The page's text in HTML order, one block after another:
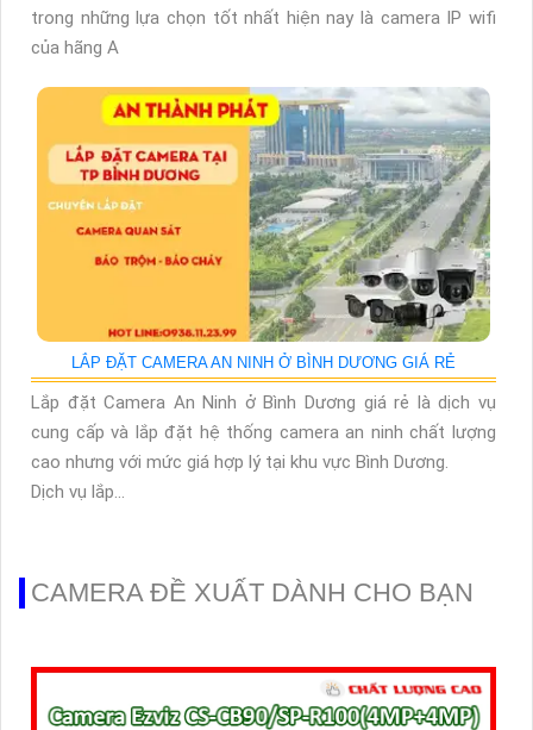
trong những lựa chọn tốt nhất hiện nay là camera IP wifi
của hãng A
LẮP ĐẶT CAMERA AN NINH Ở BÌNH DƯƠNG GIÁ RẺ
Lắp đặt Camera An Ninh ở Bình Dương giá rẻ là dịch vụ
cung cấp và lắp đặt hệ thống camera an ninh chất lượng
cao nhưng với mức giá hợp lý tại khu vực Bình Dương.
Dịch vụ lắp...
CAMERA ĐỀ XUẤT DÀNH CHO BẠN